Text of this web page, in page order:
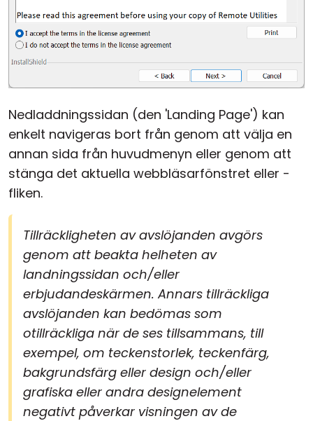
Nedladdningssidan (den 'Landing Page') kan
enkelt navigeras bort från genom att välja en
annan sida från huvudmenyn eller genom att
stänga det aktuella webbläsarfönstret eller -
fliken.
Tillräckligheten av avslöjanden avgörs
genom att beakta helheten av
landningssidan och/eller
erbjudandeskärmen. Annars tillräckliga
avslöjanden kan bedömas som
otillräckliga när de ses tillsammans, till
exempel, om teckenstorlek, teckenfärg,
bakgrundsfärg eller design och/eller
grafiska eller andra designelement
negativt påverkar visningen av de